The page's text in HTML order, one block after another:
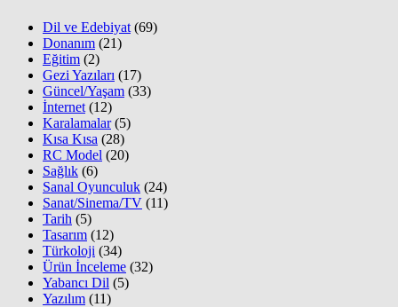
Dil ve Edebiyat (69)
Donanım (21)
Eğitim (2)
Gezi Yazıları (17)
Güncel/Yaşam (33)
İnternet (12)
Karalamalar(5)
Kısa Kısa (28)
RC Model (20)
Sağlık (6)
Sanal Oyunculuk (24)
Sanat/Sinema/TV (11)
Tarih (5)
Tasarım (12)
Türkoloji (34)
Ürün İnceleme (32)
Yabancı Dil (5)
Yazılım (11)